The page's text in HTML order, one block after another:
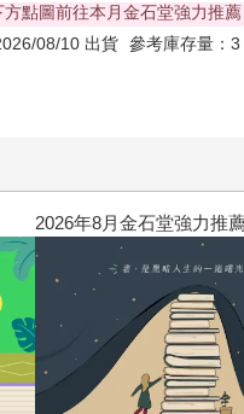
點圖前往本月金石堂強力推薦
08/10 出貨 參考庫存量
2026年8月金石堂強力推薦